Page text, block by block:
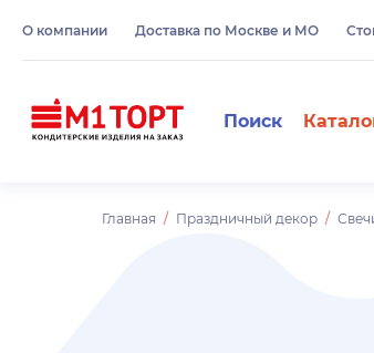
О компании Доставка по Москве и МО
Поиск
Главная Праздничный декор